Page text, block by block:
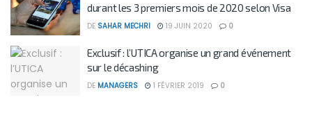
durant les 3 premiers mois de 2020 selon Visa
DE SAHAR MECHRI 19 JUIN 2020 0
Exclusif : l’UTICA organise un grand événement
sur le décashing
DE MANAGERS 1 FÉVRIER 2019 0